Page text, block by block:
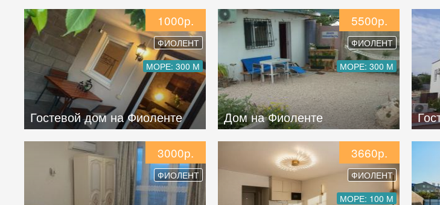
1000р.
ФИОЛЕНТ
МОРЕ: 300 М
Гостевой дом на Фиоленте
5500р.
ФИОЛЕНТ
МОРЕ: 300 М
Дом на Фиоленте
3000р.
ФИОЛЕНТ
3660р.
ФИОЛЕНТ
МОРЕ: 100 М